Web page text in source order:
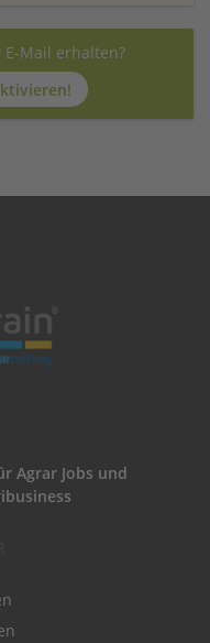
Mail erhalten?
Agrar Jobs und